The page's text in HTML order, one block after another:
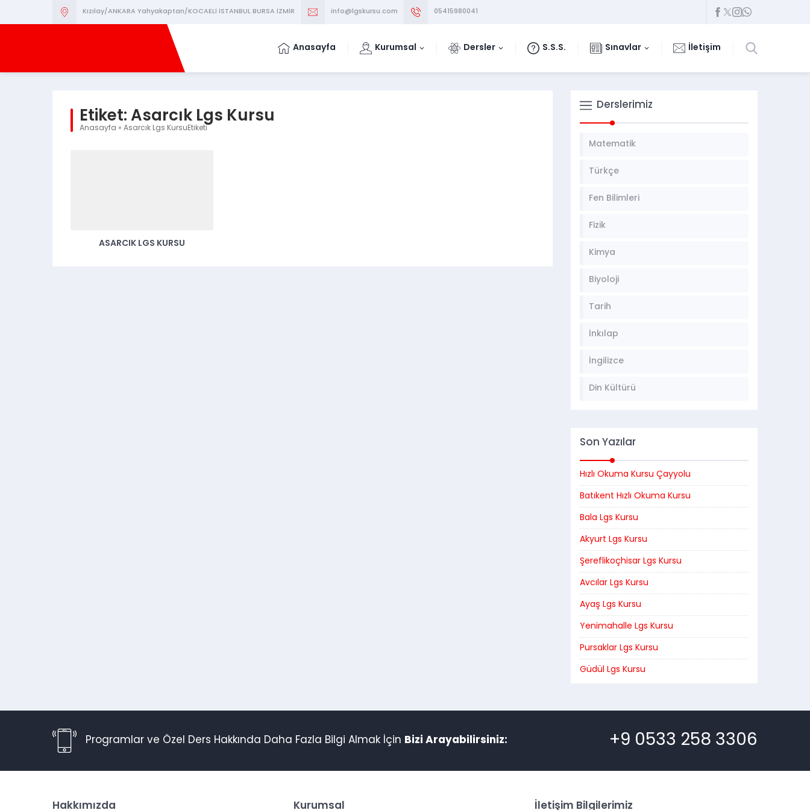
Kızılay/ANKARA Yahyakaptan/KOCAELİ İSTANBUL BURSA İZMİR info@lgskursu.com 05415980041
Anasayfa Kurumsal Dersler S.S.S. Sınavlar İletişim
Etiket: Asarcık Lgs Kursu
Anasayfa » Asarcık Lgs KursuEtiketi
ASARCIK LGS KURSU
Derslerimiz
Matematik
Türkçe
Fen Bilimleri
Fizik
Kimya
Biyoloji
Tarih
İnkılap
İngilizce
Din Kültürü
Son Yazılar
Hızlı Okuma Kursu Çayyolu
Batıkent Hızlı Okuma Kursu
Bala Lgs Kursu
Akyurt Lgs Kursu
Şereflikoçhisar Lgs Kursu
Avcılar Lgs Kursu
Ayaş Lgs Kursu
Yenimahalle Lgs Kursu
Pursaklar Lgs Kursu
Güdül Lgs Kursu
Programlar ve Özel Ders Hakkında Daha Fazla Bilgi Almak İçin Bizi Arayabilirsiniz: +9 0533 258 3306
Hakkımızda Kurumsal İletişim Bilgilerimiz